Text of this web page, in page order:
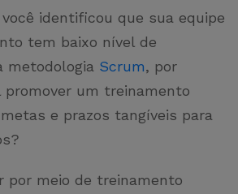
identificou que sua equipe
tem baixo nível de
metodologia Scrum, por
um treinamento
e prazos tangíveis para
por meio de treinamento